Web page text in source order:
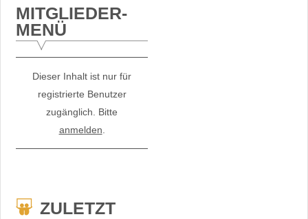
MITGLIEDER-
MENÜ
Dieser Inhalt ist nur für
registrierte Benutzer
zugänglich. Bitte
anmelden
ZULETZT